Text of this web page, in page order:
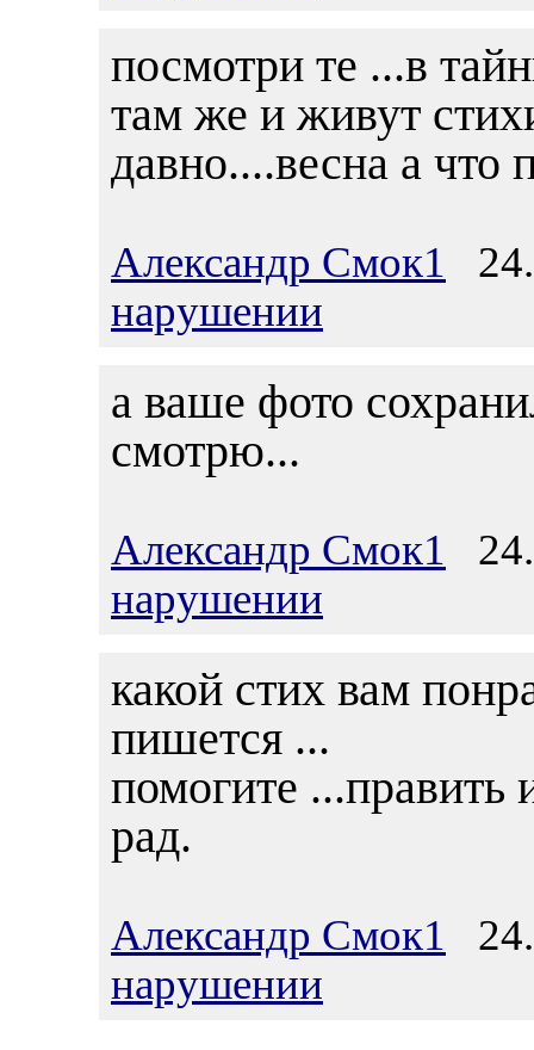
посмотри те ...в
там же и живут
давно....весна а
Александр Смок1
нарушении
а ваше фото
смотрю...
Александр Смок1
нарушении
какой стих вам
пишется ...
помогите ...править
рад.
Александр Смок1
нарушении